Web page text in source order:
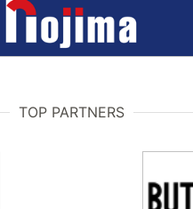
TOP PARTNERS